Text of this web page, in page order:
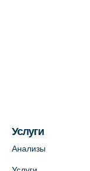
12к2
Услуги
Анализы